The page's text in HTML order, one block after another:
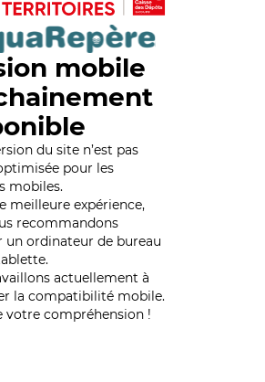
mobile
du site n’est pas
pour les
mobiles.
meilleure expérience,
recommandons
un ordinateur de bureau
actuellement à
la compatibilité mobile.
votre compréhension !